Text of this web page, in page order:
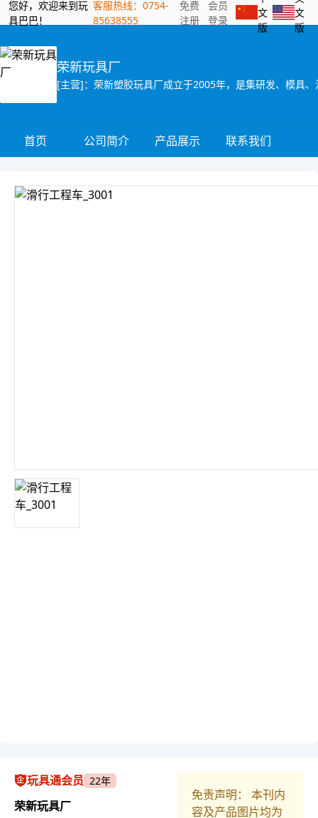
您好，欢迎来到玩
具巴巴！
客服热线：0754-
85638555
免费
注册
会员
登录
文
版
文
版
荣新玩具厂
首页 公司简介 产品展示 联系我们
玩具通会员 22年
荣新玩具厂
免责声明： 本刊内
容及产品图片均为